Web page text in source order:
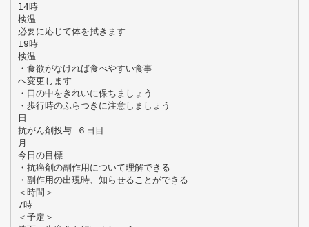
14時
検温
必要に応じて体を拭きます
19時
検温
・食欲がなければ食べやすい食事
へ変更します
・口の中をきれいに保ちましょう
・歩行時のふらつきに注意しましょう
日
抗がん剤投与 ６日目
月
今日の目標
・抗癌剤の副作用について理解できる
・副作用の出現時、知らせることができる
＜時間＞
7時
＜予定＞